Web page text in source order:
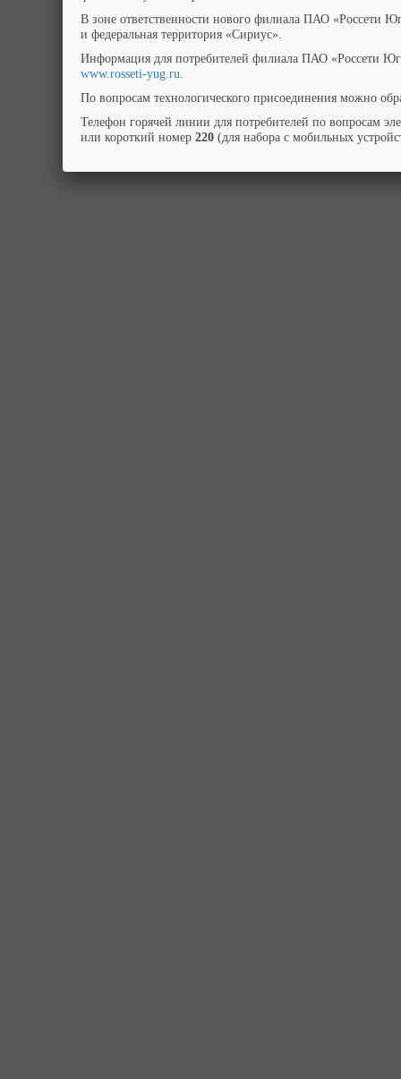
В зоне ответственности нового филиала ПАО «Россети
и федеральная территория «Сириус».
Информация для потребителей филиала ПАО «Россети
www.rosseti-yug.ru.
По вопросам технологического присоединения можно
Телефон горячей линии для потребителей по вопросам
или короткий номер 220 (для набора с мобильных